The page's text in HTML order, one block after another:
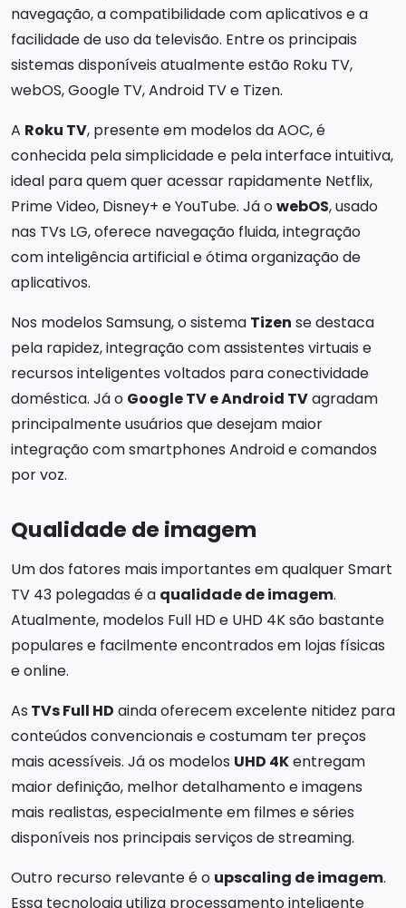
navegação, a compatibilidade com aplicativos e a
facilidade de uso da televisão. Entre os principais
sistemas disponíveis atualmente estão Roku TV,
webOS, Google TV, Android TV e Tizen.
A Roku TV, presente em modelos da AOC, é
conhecida pela simplicidade e pela interface intuitiva,
ideal para quem quer acessar rapidamente Netflix,
Prime Video, Disney+ e YouTube. Já owebOS, usado
nas TVs LG, oferece navegação fluida, integração
com inteligência artificial e ótima organização de
aplicativos.
Nos modelos Samsung, o sistema Tizen se destaca
pela rapidez, integração com assistentes virtuais e
recursos inteligentes voltados para conectividade
doméstica. Já o Google TV e Android TVagradam
principalmente usuários que desejam maior
integração com smartphones Android e comandos
por voz.
Qualidade de imagem
Um dos fatores mais importantes em qualquer Smart
TV 43 polegadas é a qualidade de imagem.
Atualmente, modelos Full HD e UHD 4K são bastante
populares e facilmente encontrados em lojas físicas
e online.
As TVs Full HD ainda oferecem excelente nitidez para
conteúdos convencionais e costumam ter preços
mais acessíveis. Já os modelos UHD 4Kentregam
maior definição, melhor detalhamento e imagens
mais realistas, especialmente em filmes e séries
disponíveis nos principais serviços de streaming.
Outro recurso relevante é o upscaling de imagem.
Essa tecnologia utiliza processamento inteligente